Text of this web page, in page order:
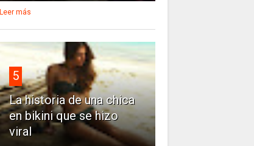
Leer más
5
La historia de una chica
en bikini que se hizo
viral